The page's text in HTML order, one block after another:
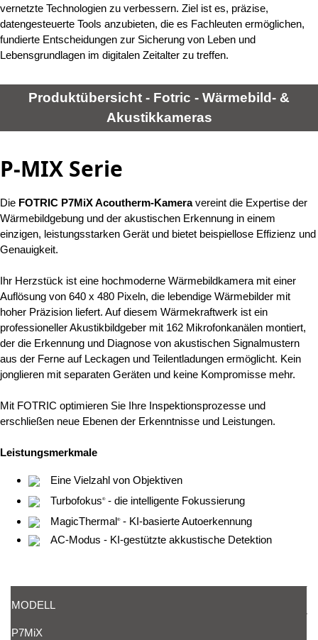
vernetzte Technologien zu verbessern. Ziel ist es, präzise,
datengesteuerte Tools anzubieten, die es Fachleuten ermöglichen,
fundierte Entscheidungen zur Sicherung von Leben und
Lebensgrundlagen im digitalen Zeitalter zu treffen.
Produktübersicht - Fotric - Wärmebild- &
Akustikkameras
P-MIX Serie
Die FOTRIC P7MiX Acoutherm-Kameravereint die Expertise der
Wärmebildgebung und der akustischen Erkennung in einem
einzigen, leistungsstarken Gerät und bietet beispiellose Effizienz und
Genauigkeit.
Ihr Herzstück ist eine hochmoderne Wärmebildkamera mit einer
Auflösung von 640 x 480 Pixeln, die lebendige Wärmebilder mit
hoher Präzision liefert. Auf diesem Wärmekraftwerk ist ein
professioneller Akustikbildgeber mit 162 Mikrofonkanälen montiert,
der die Erkennung und Diagnose von akustischen Signalmustern
aus der Ferne auf Leckagen und Teilentladungen ermöglicht. Kein
jonglieren mit separaten Geräten und keine Kompromisse mehr.
Mit FOTRIC optimieren Sie Ihre Inspektionsprozesse und
erschließen neue Ebenen der Erkenntnisse und Leistungen.
Leistungsmerkmale
Eine Vielzahl von Objektiven
Turbofokus®- die intelligente Fokussierung
MagicThermal®- KI-basierte Autoerkennung
AC-Modus - KI-gestützte akkustische Detektion
MODELL
P7MiX